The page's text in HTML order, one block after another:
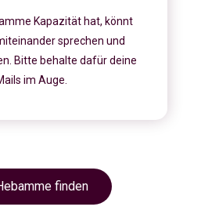
Kapazität hat, könnt
sprechen und
Bitte behalte dafür deine
im Auge.
finden